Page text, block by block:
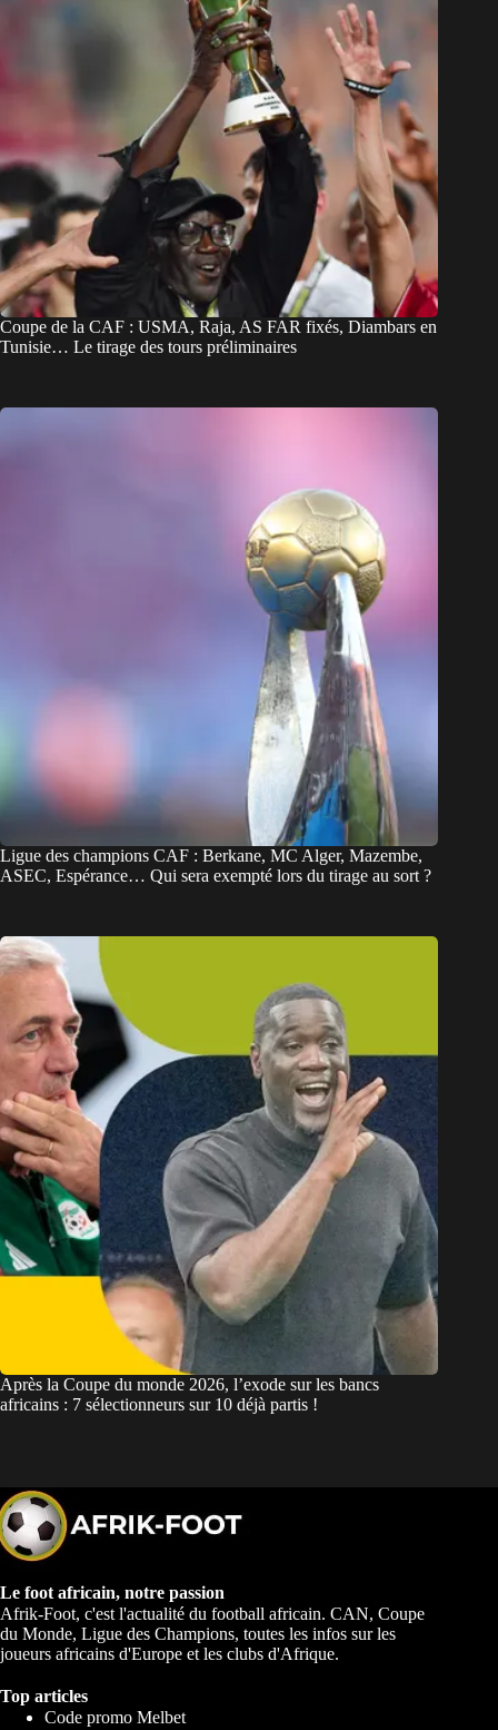
Coupe de la CAF : USMA, Raja, AS FAR fixés, Diambars en
Tunisie… Le tirage des tours préliminaires
Ligue des champions CAF : Berkane, MC Alger, Mazembe,
ASEC, Espérance… Qui sera exempté lors du tirage au sort ?
Après la Coupe du monde 2026, l’exode sur les bancs
africains : 7 sélectionneurs sur 10 déjà partis !
Le foot africain, notre passion
Afrik-Foot, c'est l'actualité du football africain. CAN, Coupe
du Monde, Ligue des Champions, toutes les infos sur les
joueurs africains d'Europe et les clubs d'Afrique.
Top articles
Code promo Melbet